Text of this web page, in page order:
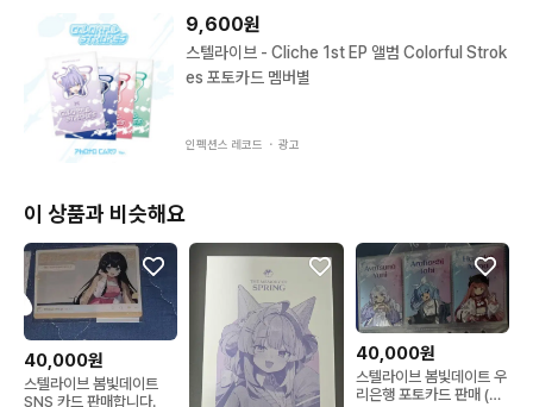
9,600원
스텔라이브 - Cliche 1st EP 앨범 Colorful Strok
es 포토카드 멤버별
인펙션스 레코드 ・ 광고
이 상품과 비슷해요
40,000원
스텔라이브 봄빛데이트
SNS 카드 판매합니다.
40,000원
스텔라이브 봄빛데이트 우
리은행 포토카드 판매 (전